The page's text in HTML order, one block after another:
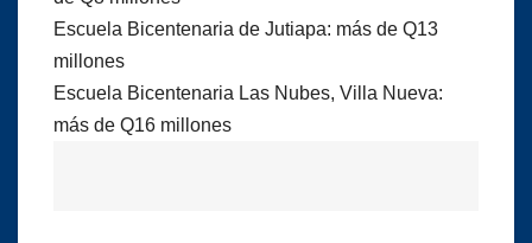
Escuela Bicentenaria de Jutiapa: más de Q13
millones
Escuela Bicentenaria Las Nubes, Villa Nueva:
más de Q16 millones